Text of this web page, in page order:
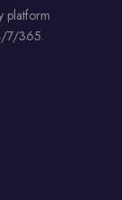
platform
7/365.